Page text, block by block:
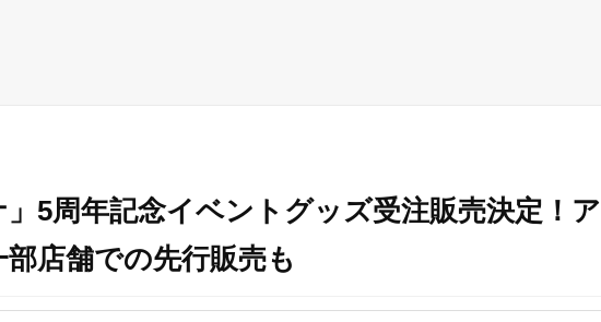
」5周年記念イベントグッズ受注販売決定！ア
店舗での先行販売も